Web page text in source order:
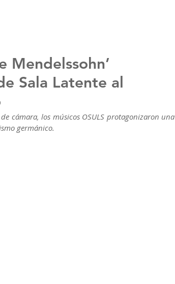
Mendelssohn’
Sala Latente al
cámara, los músicos OSULS protagonizaron una
germánico.